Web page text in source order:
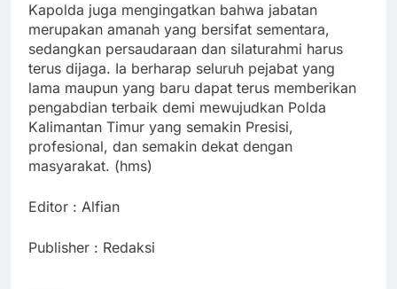
Kapolda juga mengingatkan bahwa jabatan
merupakan amanah yang bersifat sementara,
sedangkan persaudaraan dan silaturahmi harus
terus dijaga. Ia berharap seluruh pejabat yang
lama maupun yang baru dapat terus memberikan
pengabdian terbaik demi mewujudkan Polda
Kalimantan Timur yang semakin Presisi,
profesional, dan semakin dekat dengan
masyarakat. (hms)
Editor : Alfian
Publisher : Redaksi